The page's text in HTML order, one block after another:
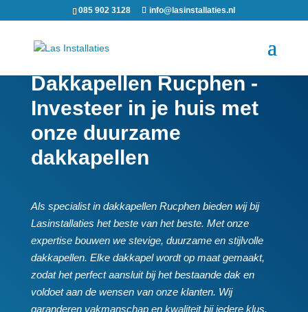
085 902 3128 info@lasinstallaties.nl
Dakkapellen Rucphen -
Investeer in je huis met
onze duurzame
dakkapellen
Als specialist in dakkapellen Rucphen bieden wij bij
Lasinstallaties het beste van het beste.​ Met onze
expertise bouwen we stevige, duurzame en stijlvolle
dakkapellen.​ Elke dakkapel wordt op maat gemaakt,
zodat het perfect aansluit bij het bestaande dak en
voldoet aan de wensen van onze klanten.​ Wij
garanderen vakmanschap en kwaliteit bij iedere klus.​